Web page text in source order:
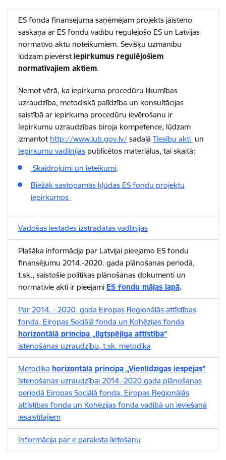
ES fonda finansējuma saņēmējam projekts jāīsteno
saskaņā ar ES fondu vadību regulējošo ES un Latvijas
normatīvo aktu noteikumiem. Sevišķu uzmanību
lūdzam pievērstiepirkumus regulējošiem
normatīvajiem aktiem.
Ņemot vērā, ka iepirkuma procedūru likumības
uzraudzība, metodiskā palīdzība un konsultācijas
saistībā ar iepirkuma procedūru ievērošanu ir
Iepirkumu uzraudzības biroja kompetence, lūdzam
izmantot http://www.iub.gov.lv/ sadaļā Tiesību akti un
Iepirkumu vadlīnijas publicētos materiālus, tai skaitā:
Skaidrojumi un ieteikumi,
Biežāk sastopamās kļūdas ES fondu projektu
iepirkumos
Vadošās iestādes izstrādātās vadlīnijas
Plašāka informācija par Latvijai pieejamo ES fondu
finansējumu 2014.-2020. gada plānošanas periodā,
t.sk., saistošie politikas plānošanas dokumenti un
normatīvie akti ir pieejami ES fondu mājas lapā.
Par 2014. - 2020. gada Eiropas Reģionālās attīstības
fonda, Eiropas Sociālā fonda un Kohēzijas fonda
horizontālā principa „Ilgtspējīga attīstība”
īstenošanas uzraudzību, t.sk. metodika
Metodika horizontālā principa „Vienlīdzīgas iespējas”
īstenošanas uzraudzībai 2014.-2020.gada plānošanas
periodā Eiropas Sociālā fonda, Eiropas Reģionālās
attīstības fonda un Kohēzijas fonda vadībā un ieviešanā
iesaistītajiem
Informācija par e paraksta lietošanu